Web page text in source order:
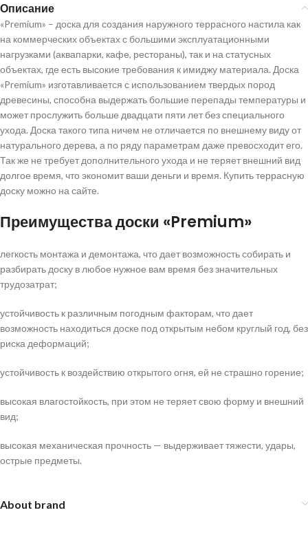
Описание
«Premium» – доска для создания наружного террасного настила как
на коммерческих объектах с большими эксплуатационными
нагрузками (аквапарки, кафе, рестораны), так и на статусных
объектах, где есть высокие требования к имиджу материала. Доска
«Premium» изготавливается с использованием твердых пород
древесины, способна выдержать большие перепады температуры и
может прослужить больше двадцати пяти лет без специального
ухода. Доска такого типа ничем не отличается по внешнему виду от
натурального дерева, а по ряду параметрам даже превосходит его.
Так же не требует дополнительного ухода и не теряет внешний вид
долгое время, что экономит ваши деньги и время. Купить террасную
доску можно на сайте.
Преимущества доски «Premium»
легкость монтажа и демонтажа, что дает возможность собирать и
разбирать доску в любое нужное вам время без значительных
трудозатрат;
устойчивость к различным погодным факторам, что дает
возможность находиться доске под открытым небом круглый год, без
риска деформаций;
устойчивость к воздействию открытого огня, ей не страшно горение;
высокая влагостойкость, при этом не теряет свою форму и внешний
вид;
высокая механическая прочность — выдерживает тяжести, удары,
острые предметы.
About brand